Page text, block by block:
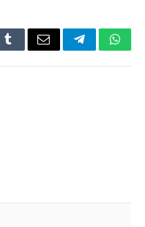
TumblrEmail Telegram